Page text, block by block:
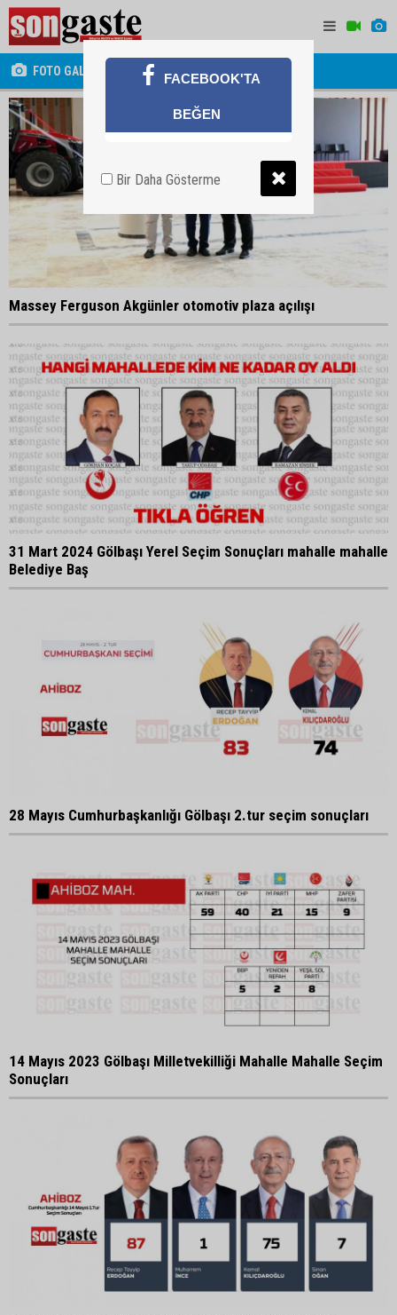
FOTO GALERİ
Massey Ferguson Akgünler otomotiv plaza açılışı
31 Mart 2024 Gölbaşı Yerel Seçim Sonuçları mahalle mahalle
Belediye Baş
28 Mayıs Cumhurbaşkanlığı Gölbaşı 2.tur seçim sonuçları
14 Mayıs 2023 Gölbaşı Milletvekilliği Mahalle Mahalle Seçim
Sonuçları
FACEBOOK'TA
BEĞEN
Bir Daha Gösterme